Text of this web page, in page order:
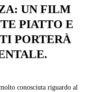
UN FILM
PIATTO E
PORTERÀ
conosciuta riguardo al